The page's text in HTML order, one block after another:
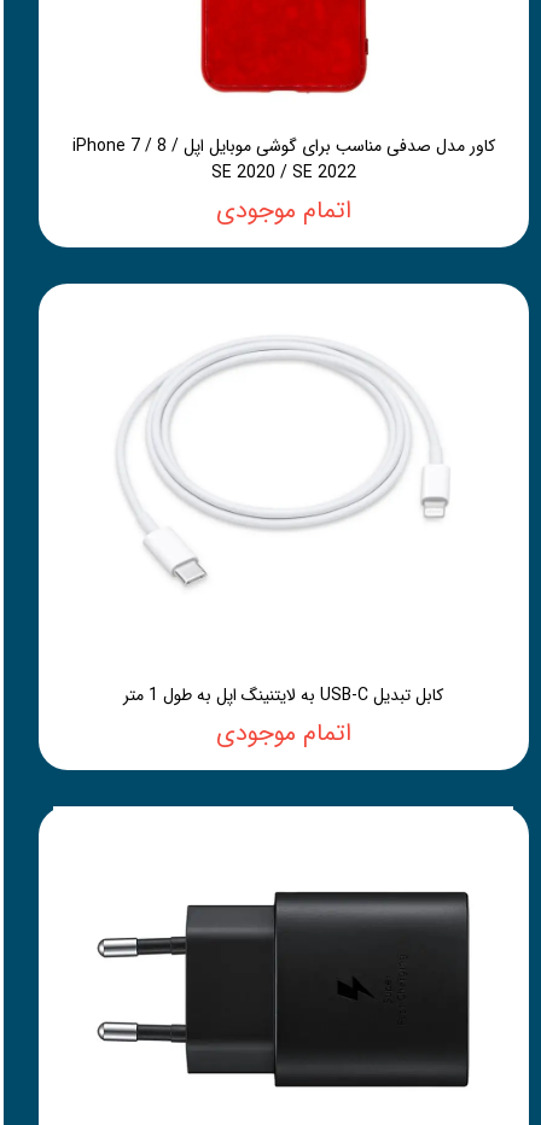
کاور مدل صدفی مناسب برای گوشی موبایل اپل iPhone 7 / 8 /
SE 2020 / SE 2022
اتمام موجودی
کابل تبدیل USB-C به لایتنینگ اپل به طول 1 متر
اتمام موجودی